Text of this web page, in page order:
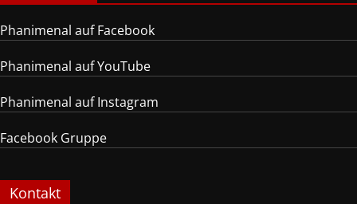
Phanimenal auf Facebook
Phanimenal auf YouTube
Phanimenal auf Instagram
Facebook Gruppe
Kontakt